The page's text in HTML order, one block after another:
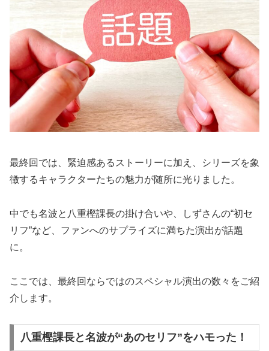
最終回では、緊迫感あるストーリーに加え、シリーズを象
徴するキャラクターたちの魅力が随所に光りました。
中でも名波と八重樫課長の掛け合いや、しずさんの“初セ
リフ”など、ファンへのサプライズに満ちた演出が話題
に。
ここでは、最終回ならではのスペシャル演出の数々をご紹
介します。
八重樫課長と名波が“あのセリフ”をハモった！